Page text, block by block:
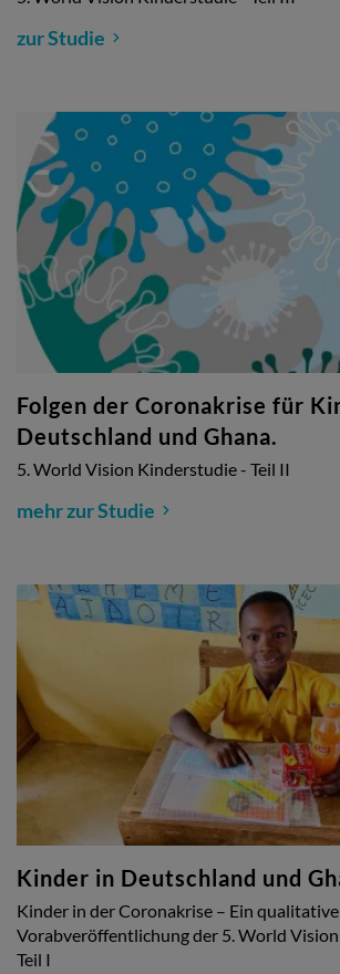
zur Studie
Folgen der Coronakrise für
Deutschland und Ghana.
5. World Vision Kinderstudie - Teil II
mehr zur Studie
Kinder in Deutschland und
Kinder in der Coronakrise – Ein qualitative
Vorabveröffentlichung der 5. World
Teil I